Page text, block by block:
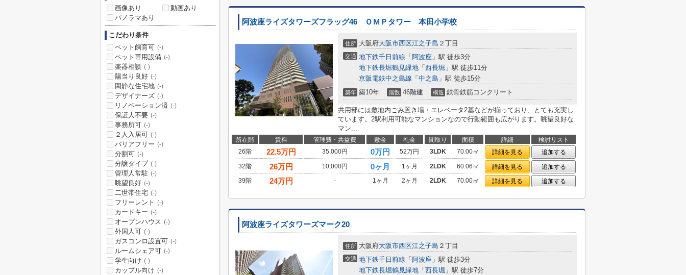
阿波座ライズタワーズフラッグ46 ＯＭＰタワー 本田小学校
住所 大阪府大阪市西区江之子島 ２丁目
交通 地下鉄千日前線 「 阿波座 」駅 徒歩3分
地下鉄長堀鶴見緑地 「 西長堀 」駅 徒歩11分
京阪電鉄中之島線 「 中之島 」駅 徒歩15分
築年 築10年 階数 46階建 構造 鉄骨鉄筋コンクリート
共用部には敷地内ごみ置き場・エレベータ2基などが揃っており、とても充実し
ています。2駅利用可能なマンションなので行動範囲も広がります。眺望良好な
マン...
所在階 賃料 管理費・共益費 敷金 礼金 間取り 面積 詳細
検討リスト
26階
22.5万円 35,000円 0万円 52万円 3LDK 70.00㎡ 詳細を見る
追加する
32階
26万円 10,000円 0ヶ月 1ヶ月 2LDK 60.06㎡ 詳細を見る
追加する
39階
24万円 - 1ヶ月 2ヶ月 2LDK 70.00㎡ 詳細を見る 追加する
阿波座ライズタワーズマーク20
住所 大阪府大阪市西区江之子島 ２丁目
交通 地下鉄千日前線 「 阿波座 」駅 徒歩3分
地下鉄長堀鶴見緑地 「 西長堀 」駅 徒歩7分
画像あり
動画あり
パノラマあり
こだわり条件
ペット飼育可 (-)
ペット専用設備 (-)
楽器相談 (-)
陽当り良好 (-)
閑静な住宅地 (-)
デザイナーズ (-)
リノベーション済 (-)
保証人不要 (-)
事務所可 (-)
２人入居可 (-)
バリアフリー (-)
分割可 (-)
分譲タイプ (-)
管理人常駐 (-)
眺望良好 (-)
二世帯住宅 (-)
フリーレント (-)
カードキー (-)
オープンハウス (-)
外国人可 (-)
ガスコンロ設置可 (-)
ルームシェア可 (-)
学生向け (-)
カップル向け (-)